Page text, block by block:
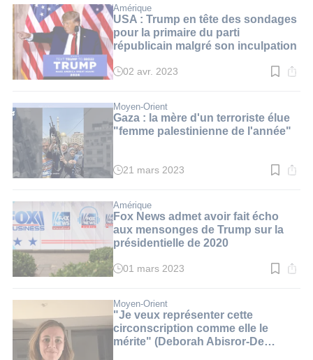
:
3
min.
Amérique
USA : Trump en tête des sondages
pour la primaire du parti
républicain malgré son inculpation
Temps
:
3
min.
02 avr. 2023
Moyen-Orient
Gaza : la mère d'un terroriste élue
"femme palestinienne de l'année"
Temps
:
2
min.
21 mars 2023
Amérique
Fox News admet avoir fait écho
aux mensonges de Trump sur la
présidentielle de 2020
Temps
:
4
min.
01 mars 2023
Moyen-Orient
"Je veux représenter cette
circonscription comme elle le
mérite" (Deborah Abisror-De